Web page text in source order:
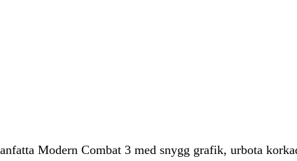
Modern Combat 3 med snygg grafik, urbota